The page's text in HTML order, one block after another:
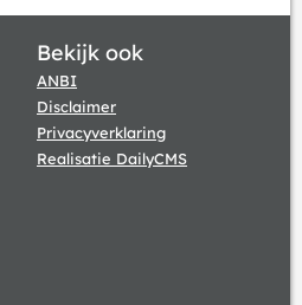
Bekijk ook
ANBI
Disclaimer
Privacyverklaring
Realisatie DailyCMS